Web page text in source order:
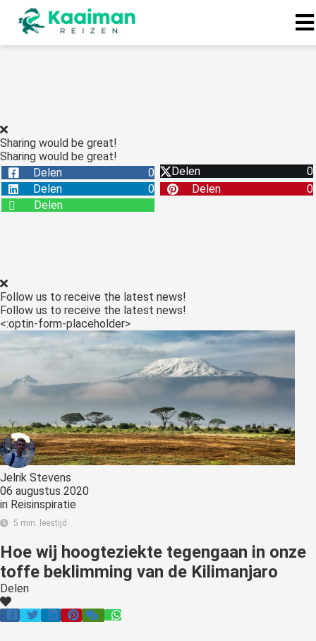
Sharing would be great!
Sharing would be great!
Delen
0 Delen
0
Delen
0 Delen
0
Delen
Follow us to receive the latest news!
Follow us to receive the latest news!
<:optin-form-placeholder>
Jelrik Stevens
06 augustus 2020
in Reisinspiratie
5 min. leestijd
Hoe wij hoogteziekte tegengaan in onze
toffe beklimming van de Kilimanjaro
Delen